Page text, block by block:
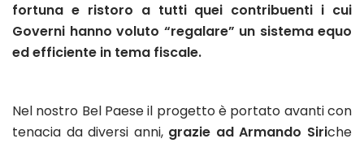
fortuna e ristoro a tutti quei contribuenti i cui
Governi hanno voluto “regalare” un sistema equo
ed efficiente in tema fiscale.
Nel nostro Bel Paese il progetto è portato avanti con
tenacia da diversi anni,grazie ad Armando Siriche